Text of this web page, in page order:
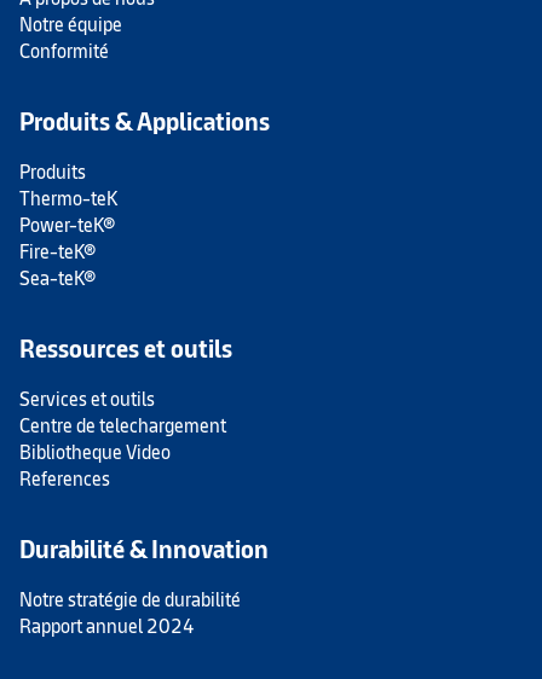
Notre équipe
Conformité
Produits & Applications
Produits
Thermo-teK
Power-teK®
Fire-teK®
Sea-teK®
Ressources et outils
Services et outils
Centre de telechargement
Bibliotheque Video
References
Durabilité & Innovation
Notre stratégie de durabilité
Rapport annuel 2024